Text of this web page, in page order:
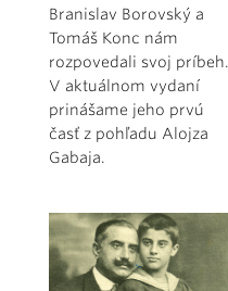
Branislav Borovský a
Tomáš Konc nám
rozpovedali svoj príbeh.
V aktuálnom vydaní
prinášame jeho prvú
časť z pohľadu Alojza
Gabaja.